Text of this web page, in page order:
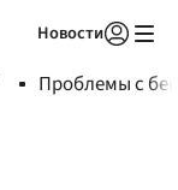
Новости
Проблемы с